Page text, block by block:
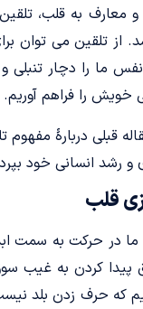
معارف به قلب،
از تلقین می توان
نفس ما را دچار
خویش را فراهم آوریم.
قبلی دربارهٔ
رشد انسانی خود
قلب
ما در حرکت به سمت
کردن به غیب
حرف زدن بلد